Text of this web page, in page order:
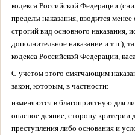
кодекса Российской Федерации
пределы наказания, вводится
строгий вид основного наказания,
дополнительное наказание и т.п.),
кодекса Российской Федерации,
С учетом этого смягчающим
закон, которым, в частности:
изменяются в благоприятную для
опасное деяние, сторону критерии
преступления либо основания и